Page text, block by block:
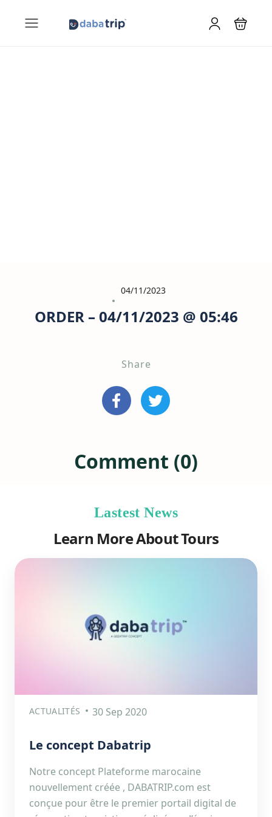
04/11/2023
ORDER – 04/11/2023 @ 05:46
Share
Comment (0)
Lastest News
Learn More About Tours
ACTUALITÉS 30 Sep 2020
Le concept Dabatrip
Notre concept Plateforme marocaine
nouvellement créée , DABATRIP.com est
conçue pour être le premier portail digital de